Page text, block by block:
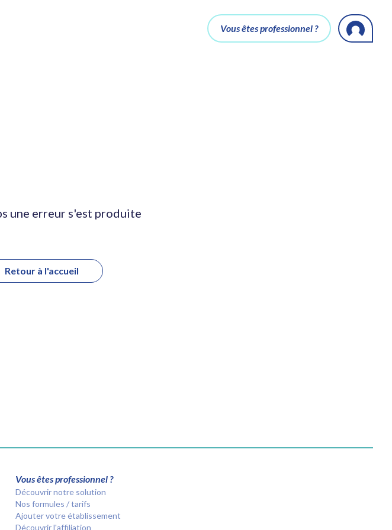
Vous êtes professionnel ?
une erreur s'est produite
Retour à l'accueil
Vous êtes professionnel ?
Découvrir notre solution
Nos formules / tarifs
Ajouter votre établissement
Découvrir l'affiliation